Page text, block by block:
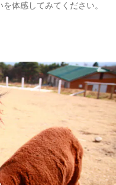
体感してみてください。